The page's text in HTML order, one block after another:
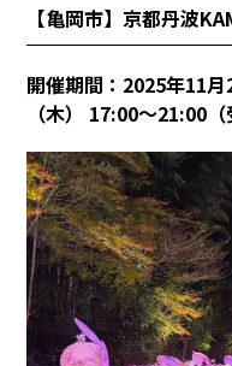
【亀岡市】京都丹波
開催期間：2025年11
（木） 17:00～21:00（